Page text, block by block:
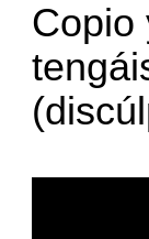
Copio